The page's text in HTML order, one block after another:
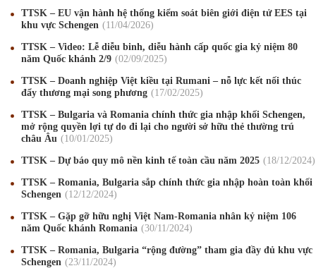
TTSK – EU vận hành hệ thống kiểm soát biên giới điện tử EES tại
khu vực Schengen
11/04/2026
TTSK – Video: Lễ diễu binh, diễu hành cấp quốc gia kỷ niệm 80
năm Quốc khánh 2/9
02/09/2025
TTSK – Doanh nghiệp Việt kiều tại Rumani – nỗ lực kết nối thúc
đẩy thương mại song phương
17/02/2025
TTSK – Bulgaria và Romania chính thức gia nhập khối Schengen,
mở rộng quyền lợi tự do đi lại cho người sở hữu thẻ thường trú
châu Âu
10/01/2025
TTSK – Dự báo quy mô nền kinh tế toàn cầu năm 2025 18/12/2024
TTSK – Romania, Bulgaria sắp chính thức gia nhập hoàn toàn khối
Schengen
12/12/2024
TTSK – Gặp gỡ hữu nghị Việt Nam-Romania nhân kỷ niệm 106
năm Quốc khánh Romania
30/11/2024
TTSK – Romania, Bulgaria “rộng đường” tham gia đầy đủ khu vực
Schengen
23/11/2024
Mừng Xuân Canh Tý 2020 22/01/2020
Chúc mừng Giáng sinh và Năm mới 2020 24 /2019